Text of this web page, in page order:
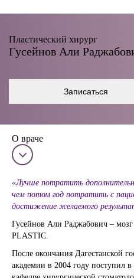
Пластический хирург
Гусейнов Али
Записаться
О враче
«Лучше потратить
чем потом год потратить с
достижение желаемого
Гусейнов Али Раджабович –
PLASTIC.
После окончания Дагестанской
академии в 2004 году поступил